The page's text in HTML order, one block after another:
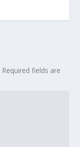
Required fields are